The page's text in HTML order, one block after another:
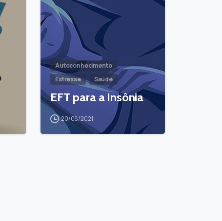
Autoconhecimento
Estresse
Saúde
EFT para a Insônia
20/08/2021